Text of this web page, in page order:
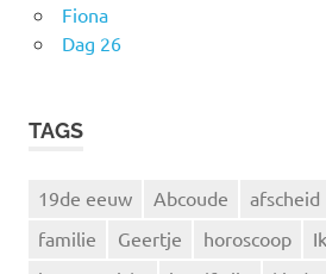
Fiona
Dag 26
TAGS
19de eeuw Abcoude afscheid
familie
Geertje horoscoop